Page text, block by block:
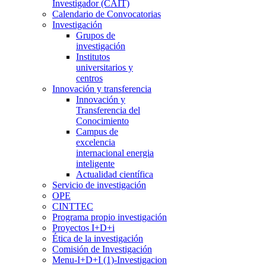
Investigador (CAIT)
Calendario de Convocatorias
Investigación
Grupos de
investigación
Institutos
universitarios y
centros
Innovación y transferencia
Innovación y
Transferencia del
Conocimiento
Campus de
excelencia
internacional energia
inteligente
Actualidad científica
Servicio de investigación
OPE
CINTTEC
Programa propio investigación
Proyectos I+D+i
Ética de la investigación
Comisión de Investigación
Menu-I+D+I (1)-Investigacion